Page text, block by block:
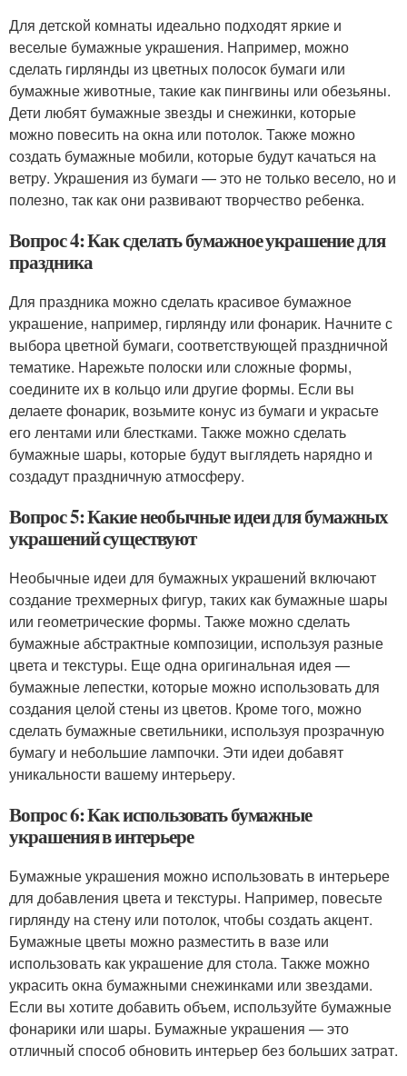
Для детской комнаты идеально подходят яркие и
веселые бумажные украшения. Например, можно
сделать гирлянды из цветных полосок бумаги или
бумажные животные, такие как пингвины или обезьяны.
Дети любят бумажные звезды и снежинки, которые
можно повесить на окна или потолок. Также можно
создать бумажные мобили, которые будут качаться на
ветру. Украшения из бумаги — это не только весело, но и
полезно, так как они развивают творчество ребенка.
Вопрос 4: Как сделать бумажное украшение для
праздника
Для праздника можно сделать красивое бумажное
украшение, например, гирлянду или фонарик. Начните с
выбора цветной бумаги, соответствующей праздничной
тематике. Нарежьте полоски или сложные формы,
соедините их в кольцо или другие формы. Если вы
делаете фонарик, возьмите конус из бумаги и украсьте
его лентами или блестками. Также можно сделать
бумажные шары, которые будут выглядеть нарядно и
создадут праздничную атмосферу.
Вопрос 5: Какие необычные идеи для бумажных
украшений существуют
Необычные идеи для бумажных украшений включают
создание трехмерных фигур, таких как бумажные шары
или геометрические формы. Также можно сделать
бумажные абстрактные композиции, используя разные
цвета и текстуры. Еще одна оригинальная идея —
бумажные лепестки, которые можно использовать для
создания целой стены из цветов. Кроме того, можно
сделать бумажные светильники, используя прозрачную
бумагу и небольшие лампочки. Эти идеи добавят
уникальности вашему интерьеру.
Вопрос 6: Как использовать бумажные
украшения в интерьере
Бумажные украшения можно использовать в интерьере
для добавления цвета и текстуры. Например, повесьте
гирлянду на стену или потолок, чтобы создать акцент.
Бумажные цветы можно разместить в вазе или
использовать как украшение для стола. Также можно
украсить окна бумажными снежинками или звездами.
Если вы хотите добавить объем, используйте бумажные
фонарики или шары. Бумажные украшения — это
отличный способ обновить интерьер без больших затрат.